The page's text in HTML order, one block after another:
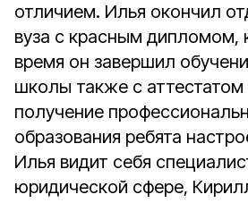
отличием. Илья окончил
вуза с красным дипломом,
время он завершил
школы также с
получение
образования ребята
Илья видит себя
юридической сфере,